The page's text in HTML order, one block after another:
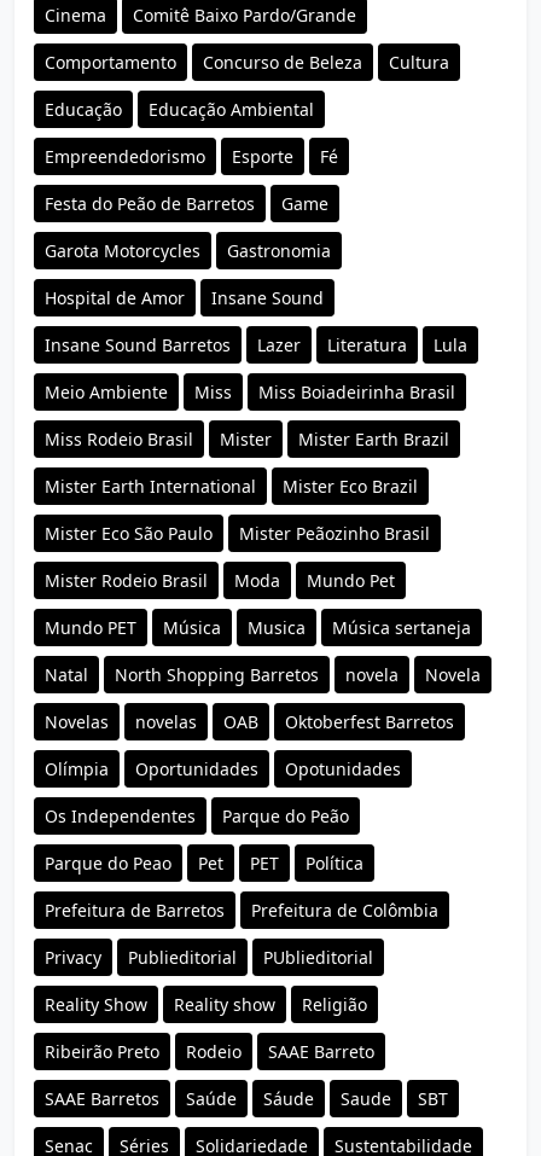
Cinema Comitê Baixo Pardo/Grande
Comportamento Concurso de Beleza Cultura
Educação Educação Ambiental
Empreendedorismo Esporte Fé
Festa do Peão de Barretos Game
Garota Motorcycles Gastronomia
Hospital de Amor Insane Sound
Insane Sound Barretos Lazer Literatura Lula
Meio Ambiente Miss Miss Boiadeirinha Brasil
Miss Rodeio Brasil Mister Mister Earth Brazil
Mister Earth International Mister Eco Brazil
Mister Eco São Paulo Mister Peãozinho Brasil
Mister Rodeio Brasil Moda Mundo Pet
Mundo PET Música Musica Música sertaneja
Natal North Shopping Barretos novela Novela
Novelas novelas OAB Oktoberfest Barretos
Olímpia Oportunidades Opotunidades
Os Independentes Parque do Peão
Parque do Peao Pet PET Política
Prefeitura de Barretos Prefeitura de Colômbia
Privacy Publieditorial PUblieditorial
Reality Show Reality show Religião
Ribeirão Preto Rodeio SAAE Barreto
SAAE Barretos Saúde Sáude Saude SBT
Senac Séries Solidariedade Sustentabilidade